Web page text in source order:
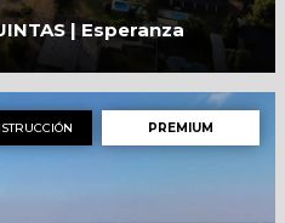
| Esperanza
PREMIUM